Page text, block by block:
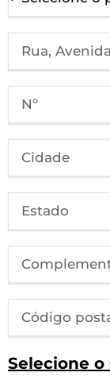
Selecione o